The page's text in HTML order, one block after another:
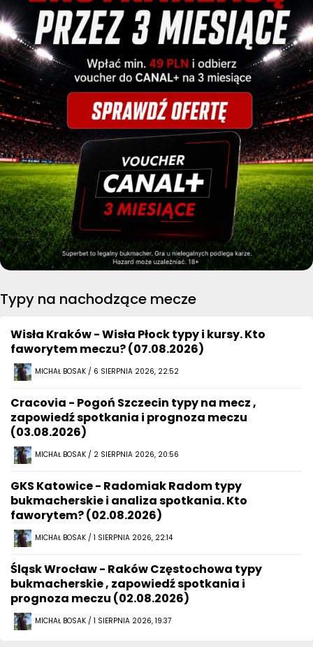
Typy na nachodzące mecze
Wisła Kraków - Wisła Płock typy i kursy. Kto
faworytem meczu? (07.08.2026)
MICHAŁ BOSAK / 6 SIERPNIA 2026, 22:52
Cracovia - Pogoń Szczecin typy na mecz ,
zapowiedź spotkania i prognoza meczu
(03.08.2026)
MICHAŁ BOSAK / 2 SIERPNIA 2026, 20:56
GKS Katowice - Radomiak Radom typy
bukmacherskie i analiza spotkania. Kto
faworytem? (02.08.2026)
MICHAŁ BOSAK / 1 SIERPNIA 2026, 22:14
Śląsk Wrocław - Raków Częstochowa typy
bukmacherskie , zapowiedź spotkania i
prognoza meczu (02.08.2026)
MICHAŁ BOSAK / 1 SIERPNIA 2026, 19:37